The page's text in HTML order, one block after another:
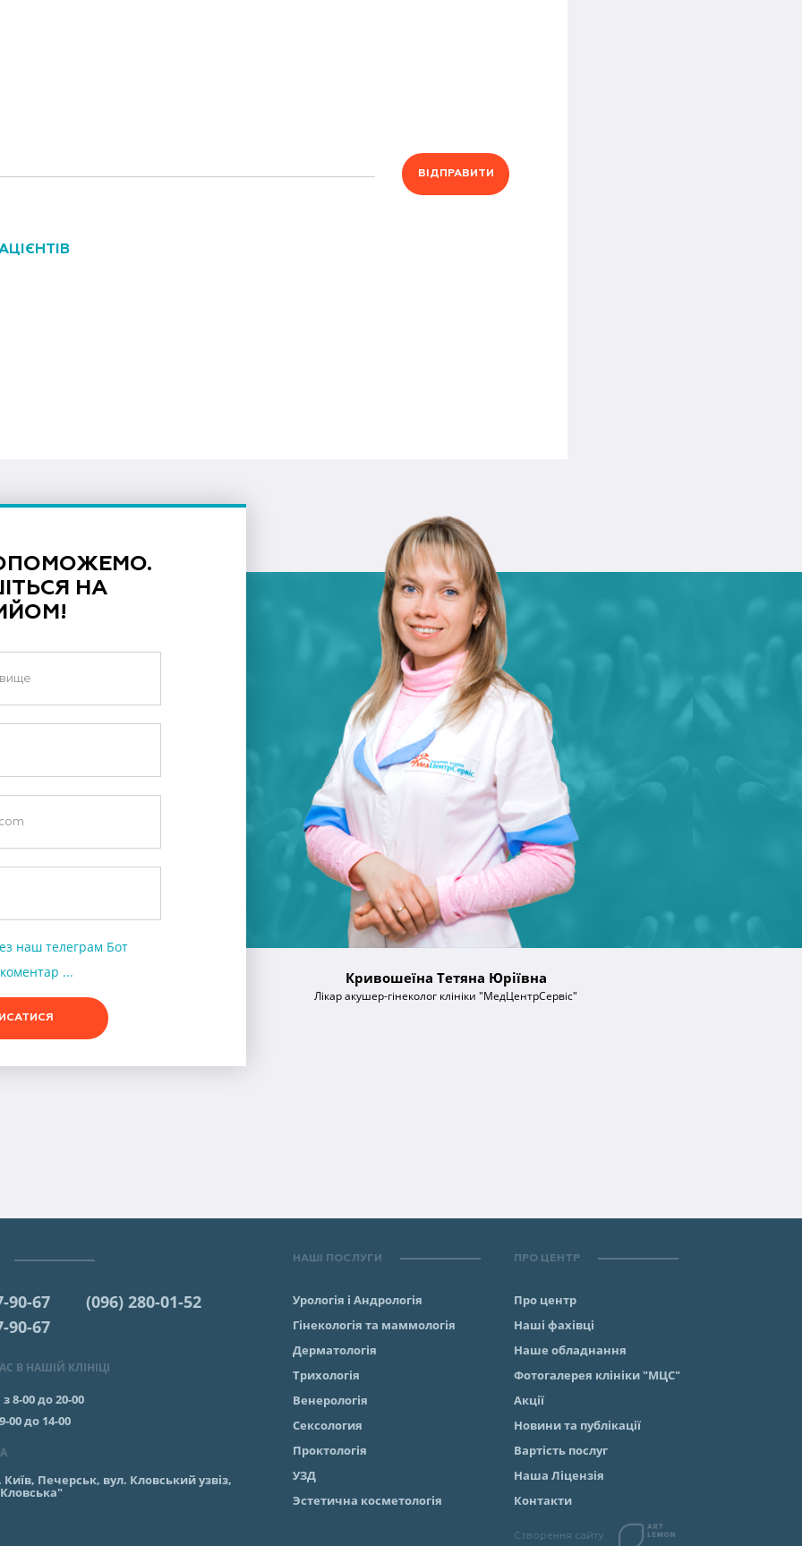
ВІДПРАВИТИ
Кривошеїна Тетяна Юріївна
Лікар акушер-гінеколог клініки "МедЦентрСервіс"
НА
наш телеграм Бот
...
90-67
(096) 280-01-52
90-67
В НАШІЙ КЛІНІЦІ
з 8-00 до 20-00
00 до 14-00
Печерськ, вул. Кловський узвіз,
НАШІ ПОСЛУГИ
Урологія і Андрологія
Гінекологія та маммологiя
Дерматологія
Трихологія
Венерологія
Сексология
Проктологія
УЗД
Эстетична косметологія
ПРО ЦЕНТР
Про центр
Наші фахівці
Наше обладнання
Фотогалерея клініки "МЦС"
Акції
Новини та публікації
Вартість послуг
Наша Ліцензія
Контакти
Створення сайту